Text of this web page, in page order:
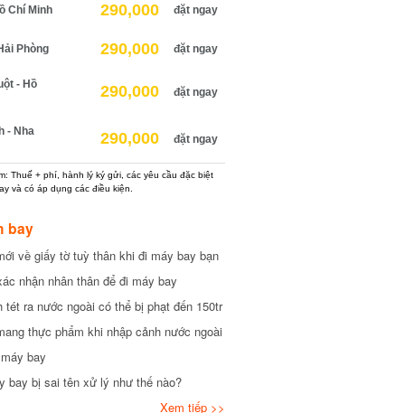
Chí Minh 290,000 đặt ngay
Phòng 290,000 đặt ngay
- Hồ
290,000 đặt ngay
- Nha
290,000 đặt ngay
Thuế + phí, hành lý ký gửi, các yêu cầu đặc biệt
và có áp dụng các điều kiện.
bay
về giấy tờ tuỳ thân khi đi máy bay bạn
nhận nhân thân để đi máy bay
tét ra nước ngoài có thể bị phạt đến 150tr
thực phẩm khi nhập cảnh nước ngoài
bay
bay bị sai tên xử lý như thế nào?
Xem tiếp >>